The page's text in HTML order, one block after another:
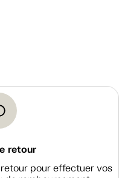
retour
pour effectuer vos